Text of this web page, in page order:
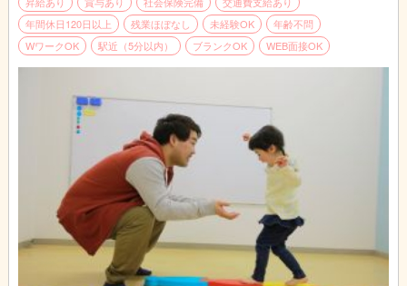
指導
個別支援計画に基づきお子さまに指導を実施します。
個別指導では45分の指導をし、小集団指導では1時間半～3時間
の指導をします。
終礼|スタッフ間でお子さま保護者さまの情報共有や翌日の準備
をします。
退勤|本日もお疲れさまでした！
年間休日120日以上
残業ほぼなし 未経験OK
年齢不問
WワークOK
駅近（5分以内） ブランクOK WEB面接OK